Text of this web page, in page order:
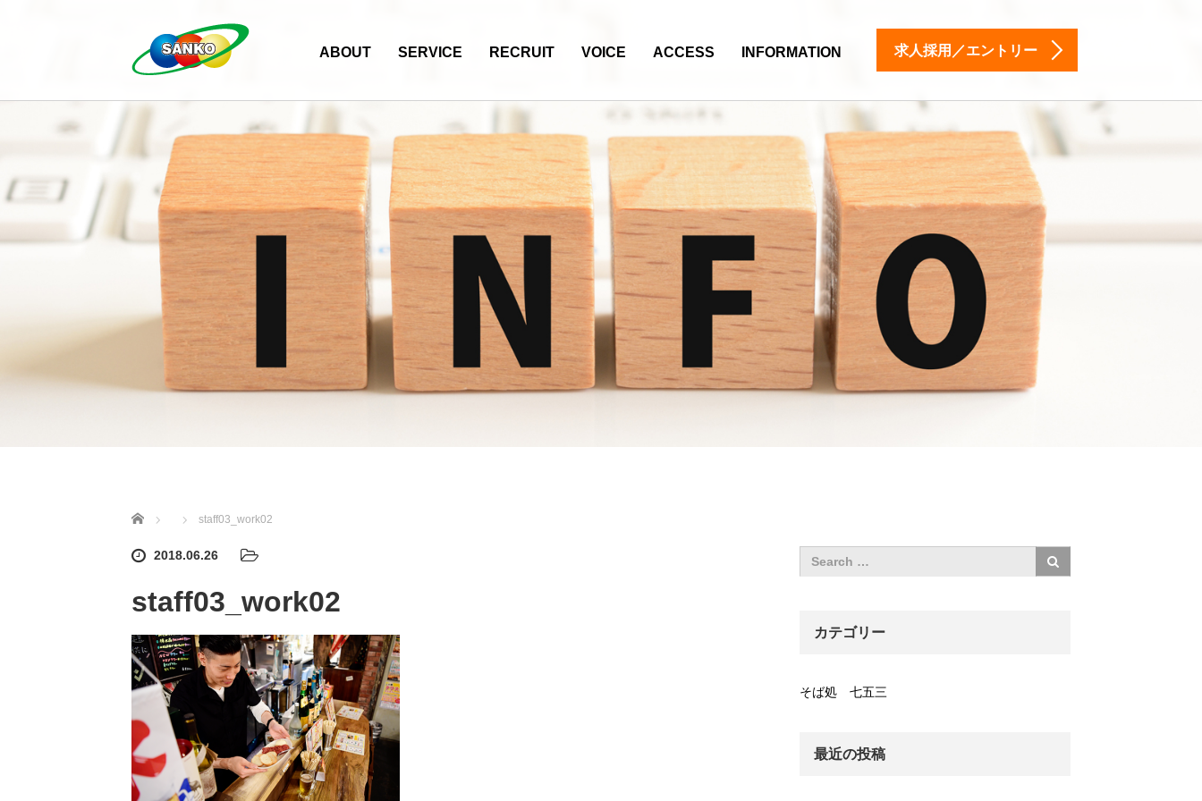
ABOUT SERVICE RECRUIT VOICE ACCESS INFORMATION 求人採用／エントリー
ホーム staff03_work02
2018.06.26
staff03_work02
カテゴリー
そば処 七五三
最近の投稿